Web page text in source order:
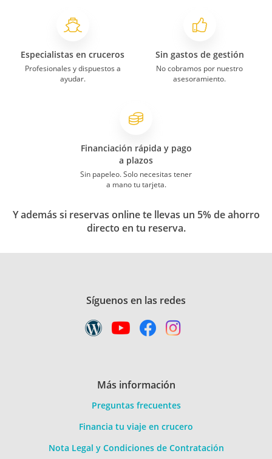
Especialistas en cruceros
Profesionales y dispuestos a
ayudar.
Sin gastos de gestión
No cobramos por nuestro
asesoramiento.
Financiación rápida y pago
a plazos
Sin papeleo. Solo necesitas tener
a mano tu tarjeta.
Y además si reservas online te llevas un 5% de ahorro
directo en tu reserva.
Síguenos en las redes
Más información
Preguntas frecuentes
Financia tu viaje en crucero
Nota Legal y Condiciones de Contratación